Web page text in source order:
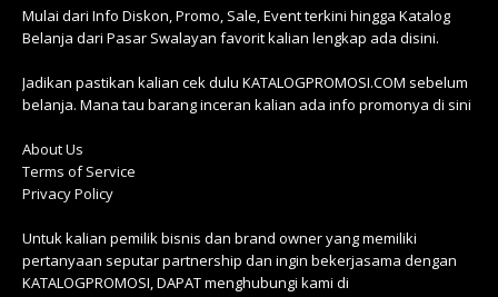
Mulai dari Info Diskon, Promo, Sale, Event terkini hingga Katalog
Belanja dari Pasar Swalayan favorit kalian lengkap ada disini.
Jadikan pastikan kalian cek dulu KATALOGPROMOSI.COM sebelum
belanja. Mana tau barang inceran kalian ada info promonya di sini
About Us
Terms of Service
Privacy Policy
Untuk kalian pemilik bisnis dan brand owner yang memiliki
pertanyaan seputar partnership dan ingin bekerjasama dengan
KATALOGPROMOSI, DAPAT menghubungi kami di